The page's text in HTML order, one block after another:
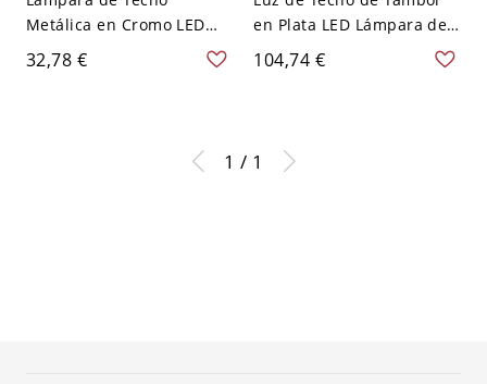
Metálica en Cromo LED
Luminaria de Techo
Moderna de Tambor para
32,78 €
en Plata LED Lámpara de
Techo Metálica
Modernista para
104,74 €
1 / 1